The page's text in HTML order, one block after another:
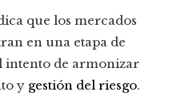
que los mercados
en una etapa de
intento de armonizar
y gestión del riesgo.